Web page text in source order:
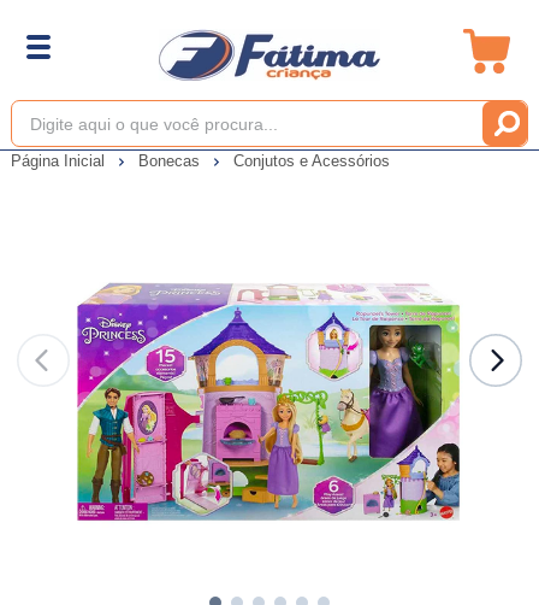
Página Inicial Bonecas Conjutos e Acessórios